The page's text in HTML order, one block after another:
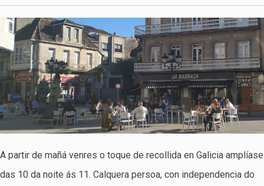
A partir de mañá venres o toque de recollida en Galicia amplíase
das 10 da noite ás 11. Calquera persoa, con independencia do